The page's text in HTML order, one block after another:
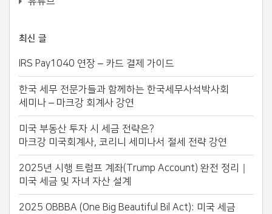
최신 글
IRS Pay1040 연장 – 카드 결제 가이드
한국 세무 전문가들과 함께하는 한국세무사석박사회
세미나 – 마크강 회계사 강연
미국 부동산 투자 시 세금 전략은?
마크강 미국회계사, 코리니 세미나서 절세 전략 강연
2025년 시행 트럼프 계좌(Trump Account) 완전 정리｜
미국 세금 및 자녀 자산 설계
2025 OBBBA (One Big Beautiful Bil Act): 미국 세금